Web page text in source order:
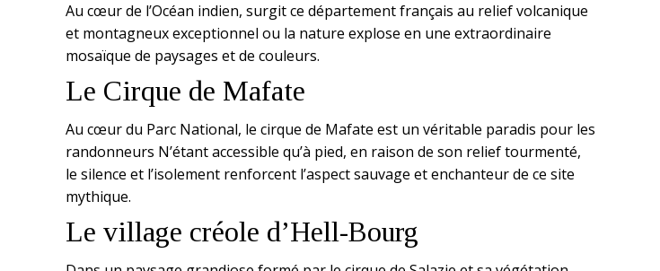
Au cœur de l’Océan indien, surgit ce département français au relief volcanique
et montagneux exceptionnel ou la nature explose en une extraordinaire
mosaïque de paysages et de couleurs.
Le Cirque de Mafate
Au cœur du Parc National, le cirque de Mafate est un véritable paradis pour les
randonneurs N’étant accessible qu’à pied, en raison de son relief tourmenté,
le silence et l’isolement renforcent l’aspect sauvage et enchanteur de ce site
mythique.
Le village créole d’Hell-Bourg